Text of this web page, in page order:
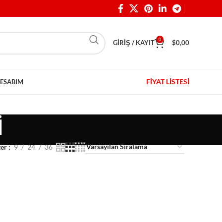
GIRIŞ / KAYIT 0 $0,00
FİYAT LİSTESİ
9 24 36